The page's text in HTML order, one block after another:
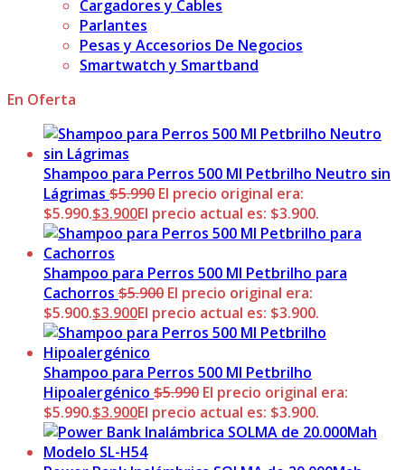
Cargadores y Cables
Parlantes
Pesas y Accesorios De Negocios
Smartwatch y Smartband
En Oferta
Shampoo para Perros 500 Ml Petbrilho Neutro sin
Lágrimas $5.990 El precio original era:
$5.990.$3.900El precio actual es: $3.900.
Shampoo para Perros 500 Ml Petbrilho para
Cachorros $5.900 El precio original era:
$5.900.$3.900El precio actual es: $3.900.
Shampoo para Perros 500 Ml Petbrilho
Hipoalergénico $5.990 El precio original era:
$5.990.$3.900El precio actual es: $3.900.